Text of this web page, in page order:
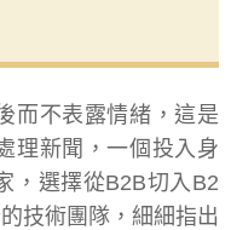
而不表露情緒，這是
理新聞，一個投入身
，選擇從B2B切入B2
技術團隊，細細指出